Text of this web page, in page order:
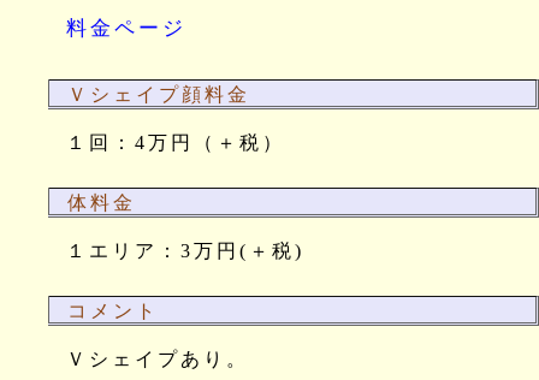
料金ページ
Ｖシェイプ顔料金
１回：4万円（＋税）
体料金
１エリア：3万円(＋税)
コメント
Ｖシェイプあり。